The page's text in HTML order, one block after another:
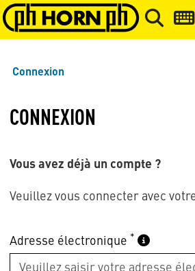
Skip to main content Passer à
Connexion
CONNEXION
Vous avez déjà un compte ?
Veuillez vous connecter avec
Adresse électronique *